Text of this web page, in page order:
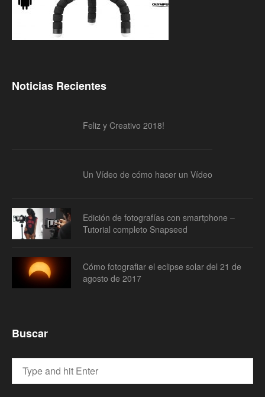
Noticias Recientes
Feliz y Creativo 2018!
Un Vídeo de cómo hacer un Vídeo
Edición de fotografías con smartphone –
Tutorial completo Snapseed
Cómo fotografiar el eclipse solar del 21 de
agosto de 2017
Buscar